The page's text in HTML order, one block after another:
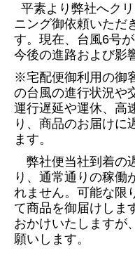
平素より弊社へク
ニング御依頼いただ
す。 現在、台風6号
今後の進路および影
※宅配便御利用の御
の台風の進行状況や
運行遅延や運休、高
り、商品のお届けに
ます。
弊社便当社到着の
り、通常通りの稼働
れません。可能な限
て商品を御届けしま
おかけいたしますが
願いします。